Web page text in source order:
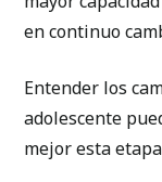
en continuo
Entender los
adolescente
mejor esta